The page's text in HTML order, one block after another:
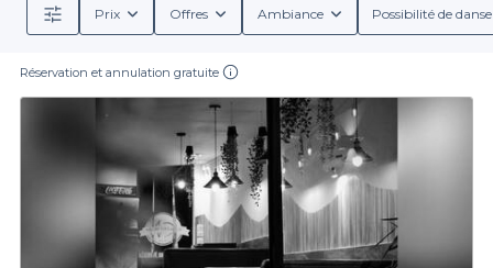
Prix Offres Ambiance Possibilité de
Réservation et annulation gratuite